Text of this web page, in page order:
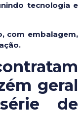
tecnologia e
com embalagem,
geral
de